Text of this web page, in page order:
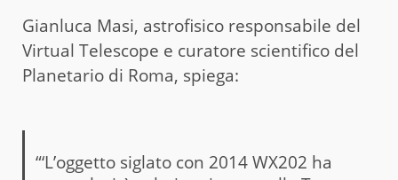
Gianluca Masi, astrofisico responsabile del
Virtual Telescope e curatore scientifico del
Planetario di Roma, spiega:
“‘L’oggetto siglato con 2014 WX202 ha